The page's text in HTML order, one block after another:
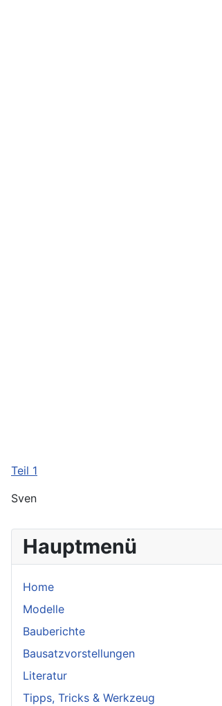
Hauptmenü
Home
Modelle
Bauberichte
Bausatzvorstellungen
Literatur
Tipps, Tricks & Werkzeug
Teil 1
Sven